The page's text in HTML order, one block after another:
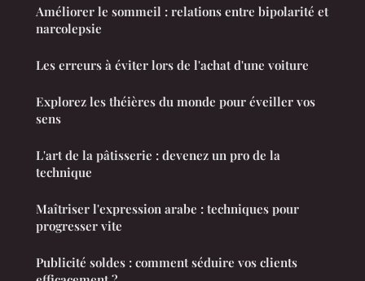
Améliorer le sommeil : relations entre bipolarité et
narcolepsie
Les erreurs à éviter lors de l'achat d'une voiture
Explorez les théières du monde pour éveiller vos
sens
L'art de la pâtisserie : devenez un pro de la
technique
Maîtriser l'expression arabe : techniques pour
progresser vite
Publicité soldes : comment séduire vos clients